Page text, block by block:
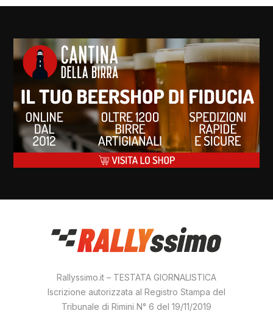
Rallyssimo.it – TESTATA GIORNALISTICA
Iscrizione autorizzata al Registro Stampa del
Tribunale di Rimini N° 6 del 19/11/2019